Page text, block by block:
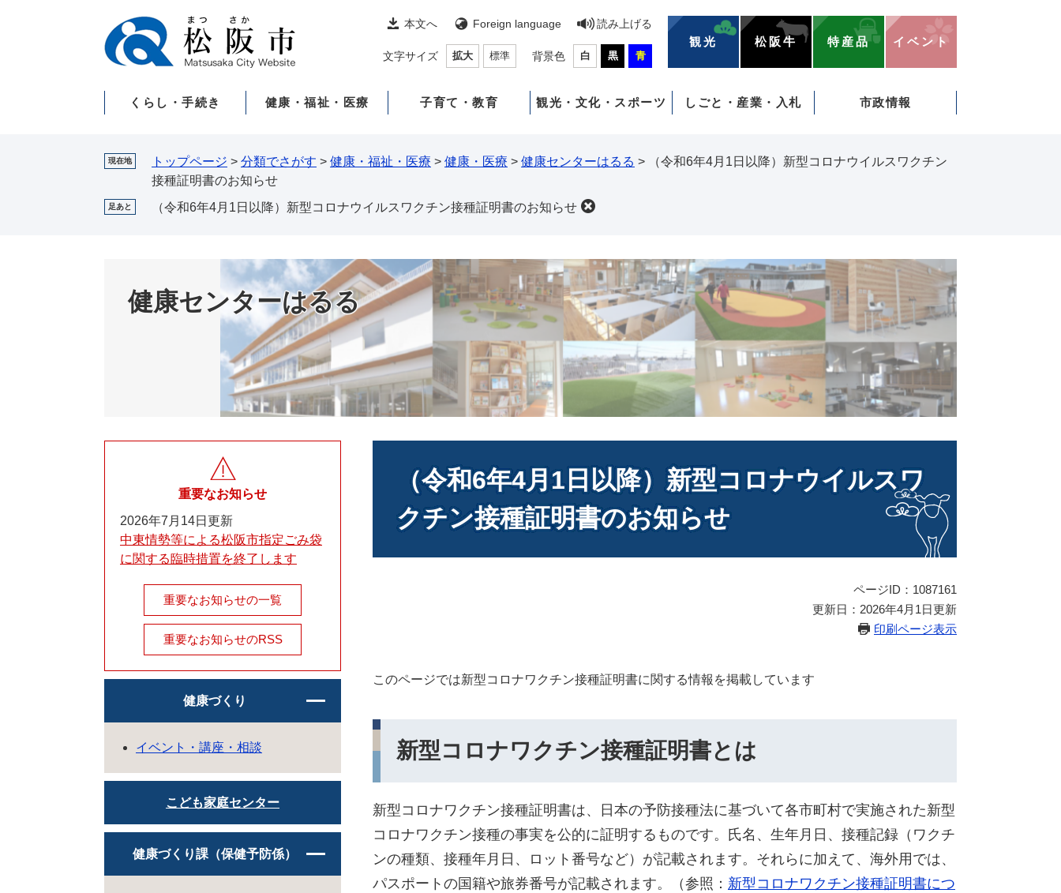
本文へ Foreign language 読み上げる
文字サイズ 拡大 標準 背景色 白 黒 青
観光 松阪牛 特産品 イベント
くらし・手続き 健康・福祉・医療 子育て・教育 観光・文化・スポーツ しごと・産業・入札 市政情報
現在地 トップページ > 分類でさがす > 健康・福祉・医療 > 健康・医療 > 健康センターはるる >
（令和6年4月1日以降）新型コロナウイルスワクチン
接種証明書のお知らせ
足あと （令和6年4月1日以降）新型コロナウイルスワクチン接種証明書のお知らせ
健康センターはるる
（令和6年4月1日以降）新型コロナウイルスワ
クチン接種証明書のお知らせ
ページID：1087161
更新日：2026年4月1日更新
印刷ページ表示
このページでは新型コロナワクチン接種証明書に関する情報を掲載しています
新型コロナワクチン接種証明書とは
新型コロナワクチン接種証明書は、日本の予防接種法に基づいて各市町村で実施された新型
コロナワクチン接種の事実を公的に証明するものです。氏名、生年月日、接種記録（ワクチ
ンの種類、接種年月日、ロット番号など）が記載されます。それらに加えて、海外用では、
パスポートの国籍や旅券番号が記載されます。（参照： 新型コロナワクチン接種証明書につ
重要なお知らせ
2026年7月14日更新
中東情勢等による松阪市指定ごみ袋
に関する臨時措置を終了します
重要なお知らせの一覧
重要なお知らせのRSS
健康づくり
イベント・講座・相談
こども家庭センター
健康づくり課（保健予防係）